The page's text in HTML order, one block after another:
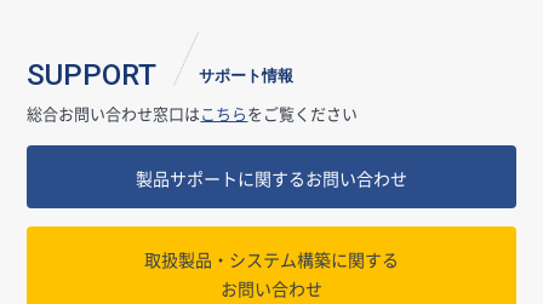
SUPPORT サポート情報
総合お問い合わせ窓口はこちらをご覧ください
製品サポートに関するお問い合わせ
取扱製品・システム構築に関する
お問い合わせ